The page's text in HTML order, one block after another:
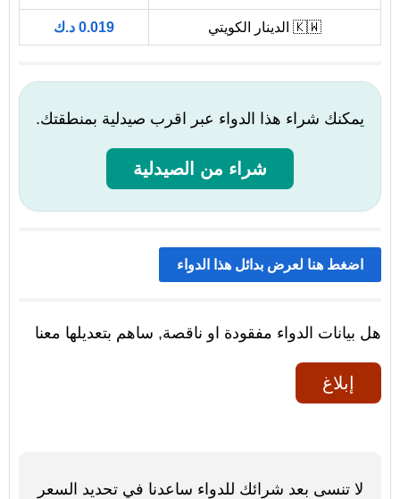
🇰🇼 الدينار الكويتي 0.019 د.ك
يمكنك شراء هذا الدواء عبر اقرب صيدلية بمنطقتك.
شراء من الصيدلية
اضغط هنا لعرض بدائل هذا الدواء
هل بيانات الدواء مفقودة او ناقصة, ساهم بتعديلها معنا
إبلاغ
لا تنسى بعد شرائك للدواء ساعدنا في تحديد السعر